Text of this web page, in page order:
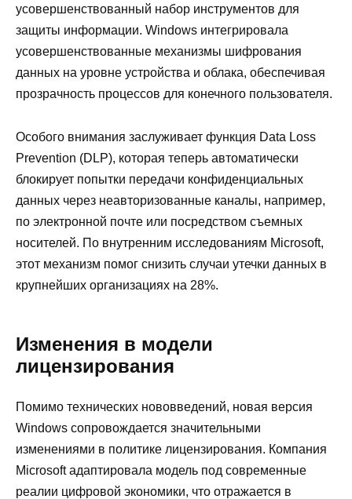
усовершенствованный набор инструментов для
защиты информации. Windows интегрировала
усовершенствованные механизмы шифрования
данных на уровне устройства и облака, обеспечивая
прозрачность процессов для конечного пользователя.
Особого внимания заслуживает функция Data Loss
Prevention (DLP), которая теперь автоматически
блокирует попытки передачи конфиденциальных
данных через неавторизованные каналы, например,
по электронной почте или посредством съемных
носителей. По внутренним исследованиям Microsoft,
этот механизм помог снизить случаи утечки данных в
крупнейших организациях на 28%.
Изменения в модели
лицензирования
Помимо технических нововведений, новая версия
Windows сопровождается значительными
изменениями в политике лицензирования. Компания
Microsoft адаптировала модель под современные
реалии цифровой экономики, что отражается в